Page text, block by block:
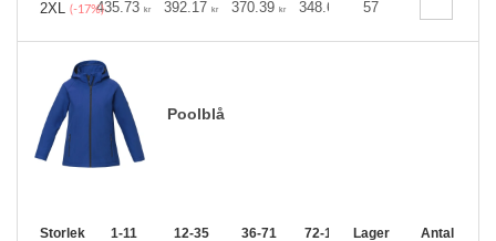
2XL (-17%)435.73 kr 392.17 kr 370.39 kr 348.61 326.83
57
Poolblå
Storlek 1-11 12-35 36-71 72-143 144-287 288 +
Lager Antal